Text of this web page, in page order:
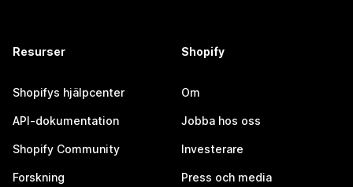
Resurser
Shopifys hjälpcenter
API-dokumentation
Shopify Community
Forskning
Shopify
Om
Jobba hos oss
Investerare
Press och media